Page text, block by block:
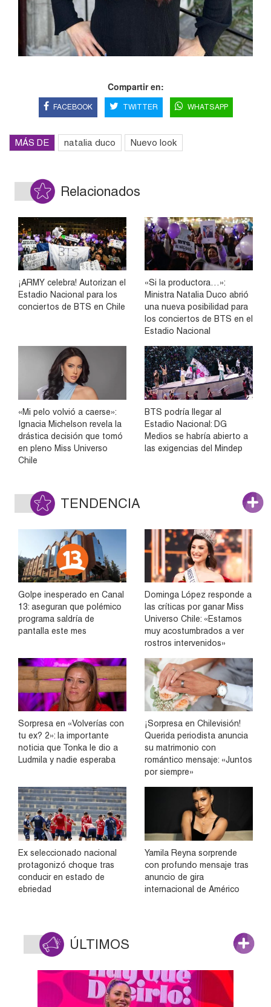
Compartir en:
FACEBOOK TWITTER WHATSAPP
MÁS DE natalia duco Nuevo look
Relacionados
¡ARMY celebra! Autorizan el
Estadio Nacional para los
conciertos de BTS en Chile
«Si la productora…»:
Ministra Natalia Duco abrió
una nueva posibilidad para
los conciertos de BTS en el
Estadio Nacional
«Mi pelo volvió a caerse»:
Ignacia Michelson revela la
drástica decisión que tomó
en pleno Miss Universo
Chile
BTS podría llegar al
Estadio Nacional: DG
Medios se habría abierto a
las exigencias del Mindep
TENDENCIA
Golpe inesperado en Canal
13: aseguran que polémico
programa saldría de
pantalla este mes
Dominga López responde a
las críticas por ganar Miss
Universo Chile: «Estamos
muy acostumbrados a ver
rostros intervenidos»
Sorpresa en «Volverías con
tu ex? 2»: la importante
noticia que Tonka le dio a
Ludmila y nadie esperaba
¡Sorpresa en Chilevisión!
Querida periodista anuncia
su matrimonio con
romántico mensaje: «Juntos
por siempre»
Ex seleccionado nacional
protagonizó choque tras
conducir en estado de
ebriedad
Yamila Reyna sorprende
con profundo mensaje tras
anuncio de gira
internacional de Américo
ÚLTIMOS